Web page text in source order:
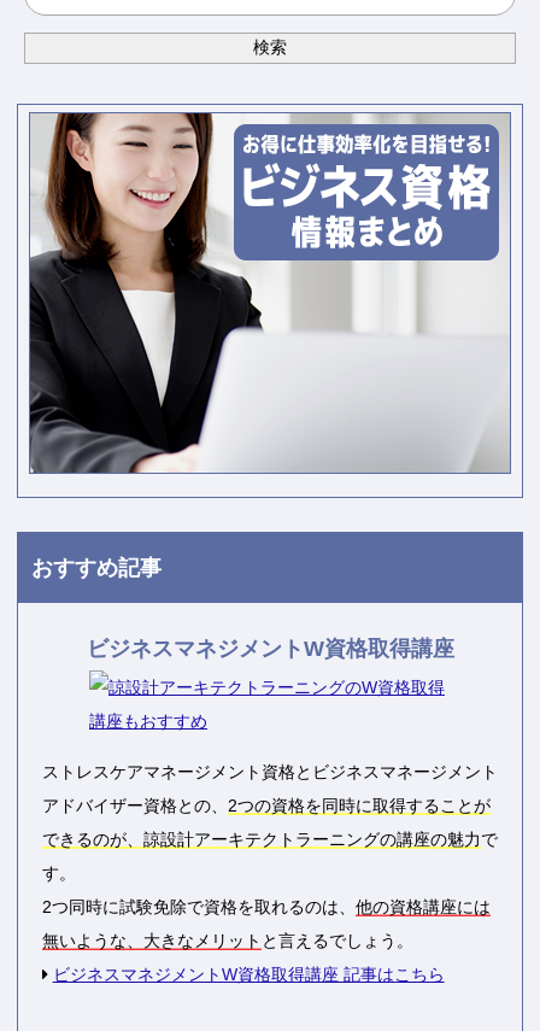
おすすめ記事
ビジネスマネジメントW資格取得講座
ストレスケアマネージメント資格とビジネスマネージメント
アドバイザー資格との、 2つの資格を同時に取得することが
できるのが、諒設計アーキテクトラーニングの講座の魅力で
す。
2つ同時に試験免除で資格を取れるのは、 他の資格講座には
無いような、大きなメリット と言えるでしょう。
ビジネスマネジメントW資格取得講座 記事はこちら